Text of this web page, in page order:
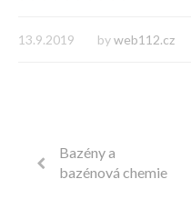
13.9.2019 byweb112.cz
Bazény a
bazénová chemie